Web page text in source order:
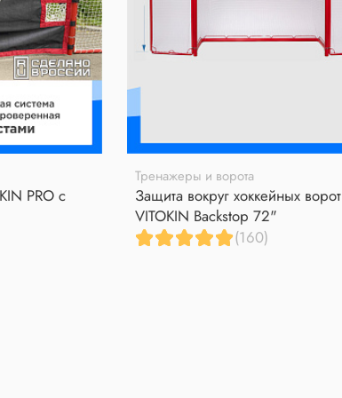
PRO с
Тренажеры и ворота
Защита вокруг хоккейных ворот
VITOKIN Backstop 72"
(160)